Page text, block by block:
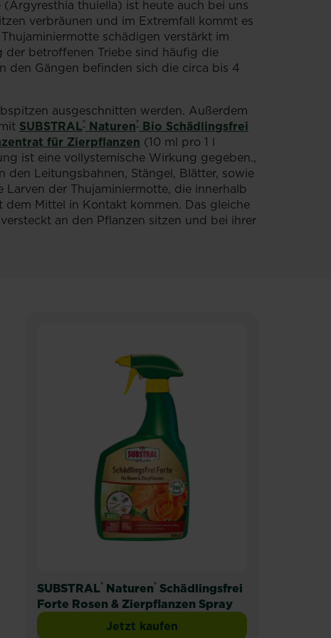
erfährst
du,
wie
du
diesen
erkennst
und
was
du
tun
kannst.
thuiella) ist heute auch bei uns
verbräunen und im Extremfall kommt es
schädigen verstärkt im
betroffenen Triebe sind häufig die
den Gängen befinden sich die circa bis 4
ausgeschnitten werden. Außerdem
SUBSTRAL® Naturen® Bio Schädlingsfrei
für Zierpflanzen (10 ml pro 1 l
ist eine vollystemische Wirkung gegeben.,
Leitungsbahnen, Stängel, Blätter, sowie
der Thujaminiermotte, die innerhalb
Mittel in Kontakt kommen. Das gleiche
an den Pflanzen sitzen und bei ihrer
SUBSTRAL® Naturen® Schädlingsfrei
Forte Rosen & Zierpflanzen Spray
Jetzt kaufen